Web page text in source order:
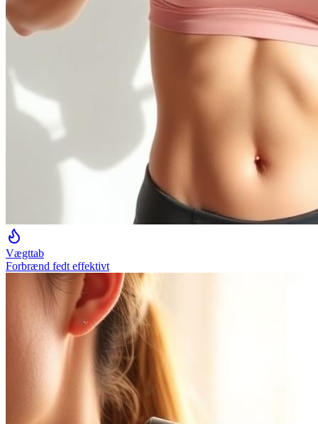
Vægttab
Forbrænd fedt effektivt